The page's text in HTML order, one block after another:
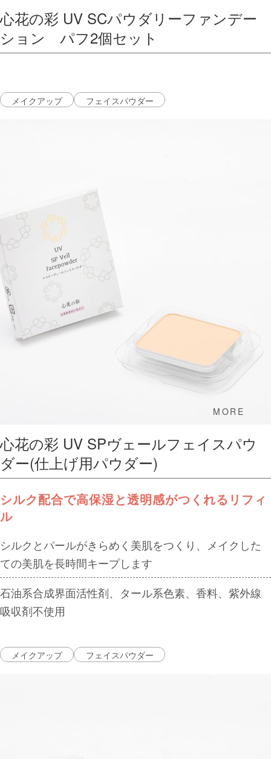
心花の彩 UV SCパウダリーファンデー
ション パフ2個セット
メイクアップ フェイスパウダー
MORE
心花の彩 UV SPヴェールフェイスパウ
ダー(仕上げ⽤パウダー)
シルク配合で高保湿と透明感がつくれるリフィ
ル
シルクとパールがきらめく美肌をつくり、メイクした
ての美肌を長時間キープします
石油系合成界面活性剤、タール系色素、香料、紫外線
吸収剤不使用
メイクアップ フェイスパウダー